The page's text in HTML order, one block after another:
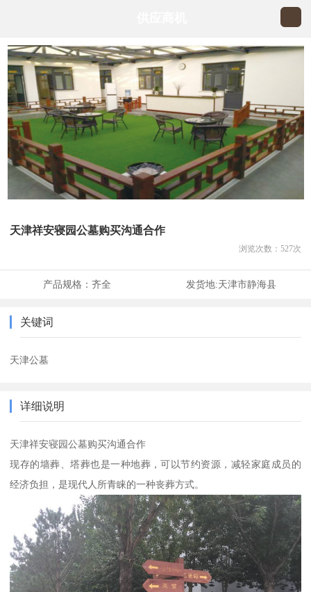
天津祥安寝园公墓购买沟通合作
浏览次数： 527次
产品规格： 齐全 发货地:天津市静海县
关键词
天津公墓
详细说明
天津祥安寝园公墓购买沟通合作
现存的墙葬、塔葬也是一种地葬，可以节约资源，减轻家庭成员的
经济负担，是现代人所青睐的一种丧葬方式。